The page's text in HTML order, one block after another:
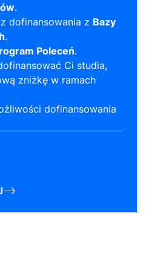
.
dofinansowania z Bazy
.
Poleceń.
Ci studia,
zniżkę w ramach
dofinansowania